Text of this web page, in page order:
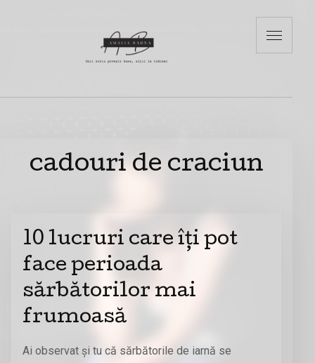
cadouri de craciun
10 lucruri care îți pot
face perioada
sărbătorilor mai
frumoasă
Ai observat și tu că sărbătorile de iarnă se